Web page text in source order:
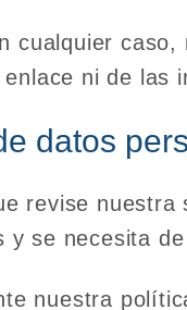
cualquier
ni de las
datos
revise
y se necesita
nuestra